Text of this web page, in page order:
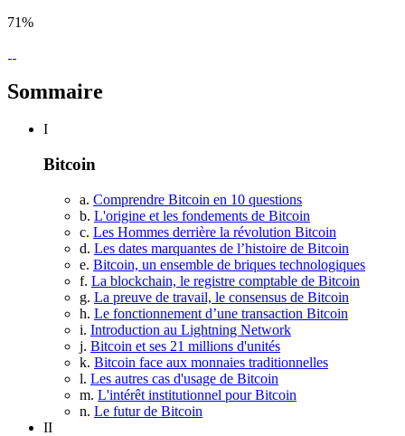
71%
Sommaire
I
Bitcoin
a. Comprendre Bitcoin en 10 questions
b. L'origine et les fondements de Bitcoin
c. Les Hommes derrière la révolution Bitcoin
d. Les dates marquantes de l’histoire de Bitcoin
e. Bitcoin, un ensemble de briques technologiques
f. La blockchain, le registre comptable de Bitcoin
g. La preuve de travail, le consensus de Bitcoin
h. Le fonctionnement d’une transaction Bitcoin
i. Introduction au Lightning Network
j. Bitcoin et ses 21 millions d'unités
k. Bitcoin face aux monnaies traditionnelles
l. Les autres cas d'usage de Bitcoin
m. L'intérêt institutionnel pour Bitcoin
n. Le futur de Bitcoin
II